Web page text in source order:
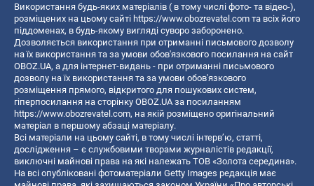
Використання будь-яких матеріалів ( в тому числі фото- та відео-),
розміщених на цьому сайті https://www.obozrevatel.com та всіх його
піддоменах, в будь-якому вигляді суворо заборонено.
Дозволяється використання при отриманні письмового дозволу
на їх використання та за умови обов'язкового посилання на сайт
OBOZ.UA, а для інтернет-видань - при отриманні письмового
дозволу на їх використання та за умови обов'язкового
розміщення прямого, відкритого для пошукових систем,
гіперпосилання на сторінку OBOZ.UA за посиланням
https://www.obozrevatel.com, на якій розміщено оригінальний
матеріал в першому абзаці матеріалу.
Всі матеріали на цьому сайті, в тому числі інтерв’ю, статті,
дослідження – є службовими творами журналістів редакції,
виключні майнові права на які належать ТОВ «Золота середина».
На всі опубліковані фотоматеріали Getty Images редакція має